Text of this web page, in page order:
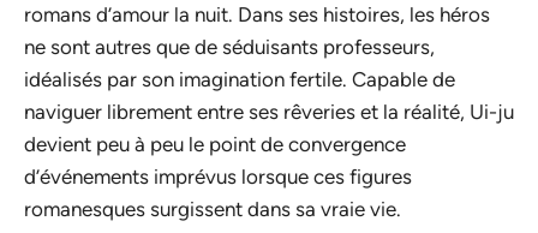
romans d’amour la nuit. Dans ses histoires, les héros
ne sont autres que de séduisants professeurs,
idéalisés par son imagination fertile. Capable de
naviguer librement entre ses rêveries et la réalité, Ui-ju
devient peu à peu le point de convergence
d’événements imprévus lorsque ces figures
romanesques surgissent dans sa vraie vie.